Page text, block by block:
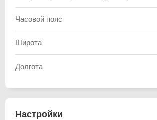
Часовой пояс
Широта
Долгота
Настройки